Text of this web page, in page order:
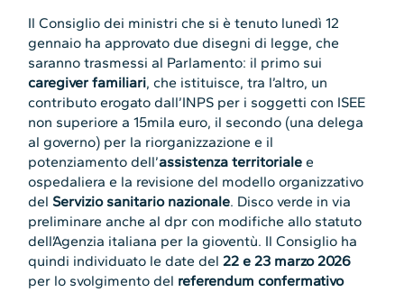
Il Consiglio dei ministri che si è tenuto lunedì 12
gennaio ha approvato due disegni di legge, che
saranno trasmessi al Parlamento: il primo sui
caregiver familiari, che istituisce, tra l’altro, un
contributo erogato dall’INPS per i soggetti con ISEE
non superiore a 15mila euro, il secondo (una delega
al governo) per la riorganizzazione e il
potenziamento dell’assistenza territoriale e
ospedaliera e la revisione del modello organizzativo
del Servizio sanitario nazionale. Disco verde in via
preliminare anche al dpr con modifiche allo statuto
dell’Agenzia italiana per la gioventù. Il Consiglio ha
quindi individuato le date del22 e 23 marzo 2026
per lo svolgimento del referendum confermativo